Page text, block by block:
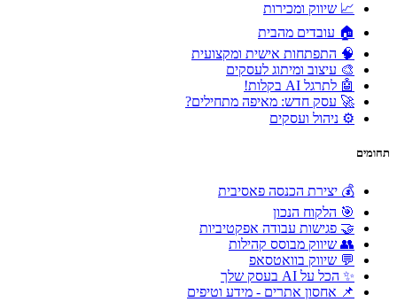
📈 שיווק ומכירות
🏠 עובדים מהבית
🧠 התפתחות אישית ומקצועית
🎨 עיצוב ומיתוג לעסקים
🤖 לתרגל AI בקלות!
🚀 עסק חדש: מאיפה מתחילים?
⚙️ ניהול ועסקים
תחומים
💰 יצירת הכנסה פאסיבית
🎯 הלקוח הנכון
🤝 פגישות עבודה אפקטיביות
👥 שיווק מבוסס קהילות
💬 שיווק בוואטסאפ
✨ הכל על AI בעסק שלך
📌 אחסון אתרים - מידע וטיפים